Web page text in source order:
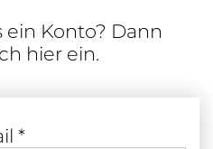
ein Konto? Dann
hier ein.
*Required